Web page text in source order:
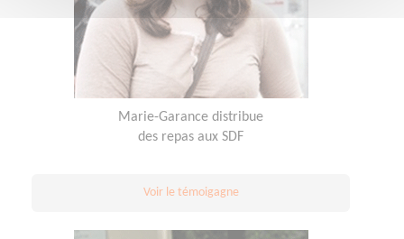
Marie-Garance distribue
des repas aux SDF
Voir le témoigagne